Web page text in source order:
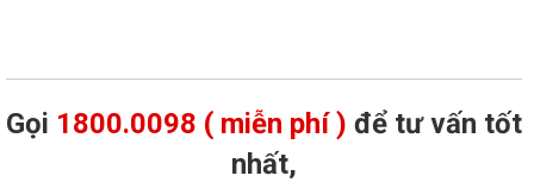
Gọi 1800.0098 ( miễn phí ) để tư vấn tốt
nhất,